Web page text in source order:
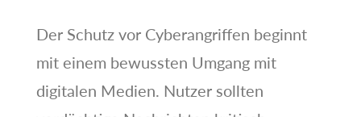
Der Schutz vor Cyberangriffen beginnt
mit einem bewussten Umgang mit
digitalen Medien. Nutzer sollten